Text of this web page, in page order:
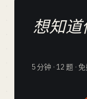
想知道
5 分钟 · 12 题 ·